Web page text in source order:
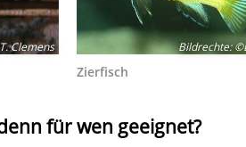
Clemens Bildrechte:
Zierfisch
für wen geeignet?